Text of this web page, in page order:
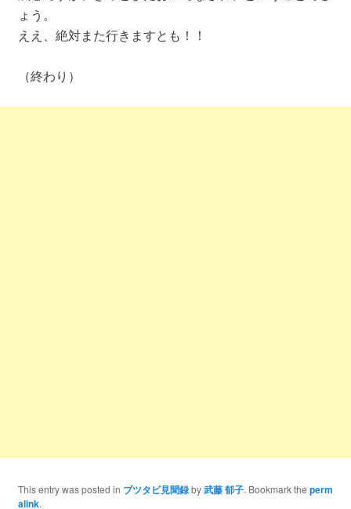
ょう。
ええ、絶対また行きますとも！！
（終わり）
This entry was posted in ブツタビ見聞録by武藤 郁子. Bookmark the perm
alink.